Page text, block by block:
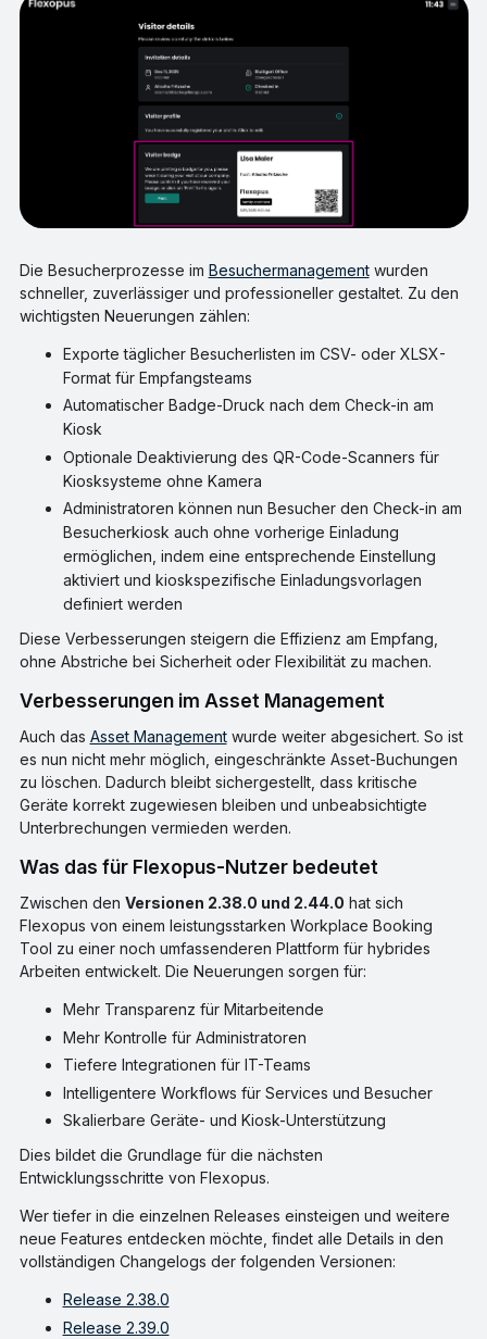
Die Besucherprozesse im Besuchermanagementwurden
schneller, zuverlässiger und professioneller gestaltet. Zu den
wichtigsten Neuerungen zählen:
Exporte täglicher Besucherlisten im CSV- oder XLSX-
Format für Empfangsteams
Automatischer Badge-Druck nach dem Check-in am
Kiosk
Optionale Deaktivierung des QR-Code-Scanners für
Kiosksysteme ohne Kamera
Administratoren können nun Besucher den Check-in am
Besucherkiosk auch ohne vorherige Einladung
ermöglichen, indem eine entsprechende Einstellung
aktiviert und kioskspezifische Einladungsvorlagen
definiert werden
Diese Verbesserungen steigern die Effizienz am Empfang,
ohne Abstriche bei Sicherheit oder Flexibilität zu machen.
Verbesserungen im Asset Management
Auch das Asset Managementwurde weiter abgesichert. So ist
es nun nicht mehr möglich, eingeschränkte Asset-Buchungen
zu löschen. Dadurch bleibt sichergestellt, dass kritische
Geräte korrekt zugewiesen bleiben und unbeabsichtigte
Unterbrechungen vermieden werden.
Was das für Flexopus-Nutzer bedeutet
Zwischen den Versionen 2.38.0 und 2.44.0 hat sich
Flexopus von einem leistungsstarken Workplace Booking
Tool zu einer noch umfassenderen Plattform für hybrides
Arbeiten entwickelt. Die Neuerungen sorgen für:
Mehr Transparenz für Mitarbeitende
Mehr Kontrolle für Administratoren
Tiefere Integrationen für IT-Teams
Intelligentere Workflows für Services und Besucher
Skalierbare Geräte- und Kiosk-Unterstützung
Dies bildet die Grundlage für die nächsten
Entwicklungsschritte von Flexopus.
Wer tiefer in die einzelnen Releases einsteigen und weitere
neue Features entdecken möchte, findet alle Details in den
vollständigen Changelogs der folgenden Versionen:
Release 2.38.0
Release 2.39.0